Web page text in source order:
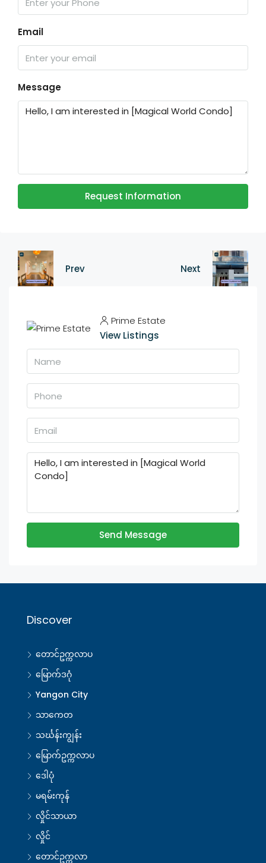
Email
Message
Request Information
Prev Next
Prime Estate
View Listings
Send Message
Discover
တောင်ဥက္ကလာပ
မြောက်ဒဂုံ
Yangon City
သာကေတ
သင်္ဃန်းကျွန်း
မြောက်ဥက္ကလာပ
ဒေါပုံ
မရမ်းကုန်
လှိုင်သာယာ
လှိုင်
တောင်ဥက္ကလာ